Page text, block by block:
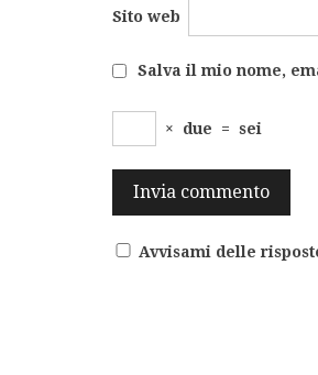
Sito web
Salva il mio nome,
× due = sei
Avvisami delle